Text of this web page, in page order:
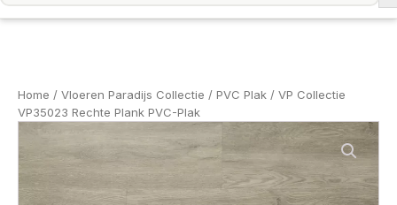
Home / Vloeren Paradijs Collectie / PVC Plak / VP Collectie
VP35023 Rechte Plank PVC-Plak